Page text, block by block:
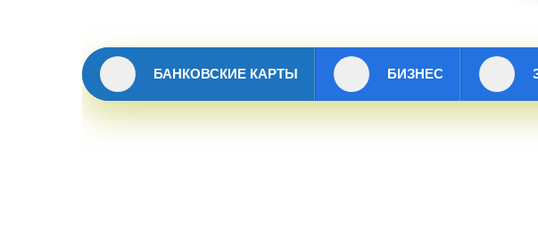
БАНКОВСКИЕ КАРТЫ БИЗНЕС